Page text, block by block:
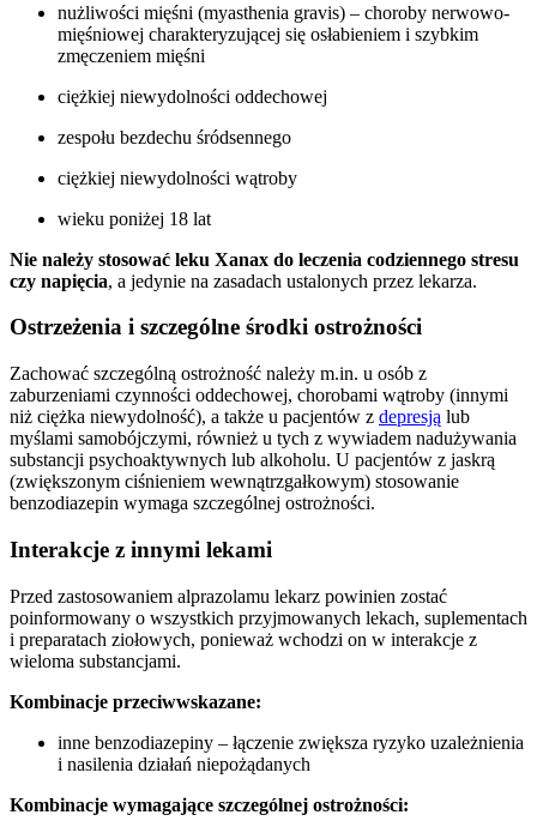
nużliwości mięśni (myasthenia gravis) – choroby nerwowo-
mięśniowej charakteryzującej się osłabieniem i szybkim
zmęczeniem mięśni
ciężkiej niewydolności oddechowej
zespołu bezdechu śródsennego
ciężkiej niewydolności wątroby
wieku poniżej 18 lat
Nie należy stosować leku Xanax do leczenia codziennego stresu
czy napięcia, a jedynie na zasadach ustalonych przez lekarza.
Ostrzeżenia i szczególne środki ostrożności
Zachować szczególną ostrożność należy m.in. u osób z
zaburzeniami czynności oddechowej, chorobami wątroby (innymi
niż ciężka niewydolność), a także u pacjentów z depresją lub
myślami samobójczymi, również u tych z wywiadem nadużywania
substancji psychoaktywnych lub alkoholu. U pacjentów z jaskrą
(zwiększonym ciśnieniem wewnątrzgałkowym) stosowanie
benzodiazepin wymaga szczególnej ostrożności.
Interakcje z innymi lekami
Przed zastosowaniem alprazolamu lekarz powinien zostać
poinformowany o wszystkich przyjmowanych lekach, suplementach
i preparatach ziołowych, ponieważ wchodzi on w interakcje z
wieloma substancjami.
Kombinacje przeciwwskazane:
inne benzodiazepiny – łączenie zwiększa ryzyko uzależnienia
i nasilenia działań niepożądanych
Kombinacje wymagające szczególnej ostrożności: